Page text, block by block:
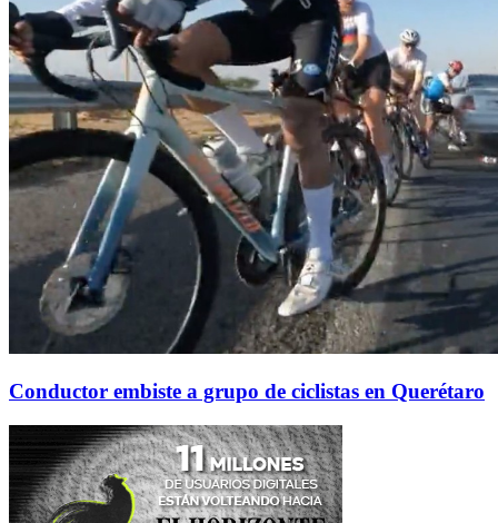
Conductor embiste a grupo de ciclistas en Querétaro